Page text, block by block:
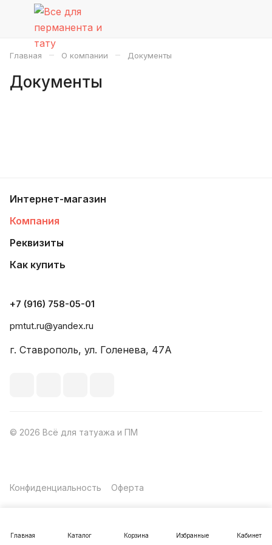
Главная – О компании – Документы
Документы
Главная Каталог Корзина Избранные Кабинет
Интернет-магазин
Компания
Реквизиты
Как купить
+7 (916) 758-05-01
pmtut.ru@yandex.ru
г. Ставрополь, ул. Голенева, 47А
© 2026 Всё для татуажа и ПМ
Конфиденциальность Оферта